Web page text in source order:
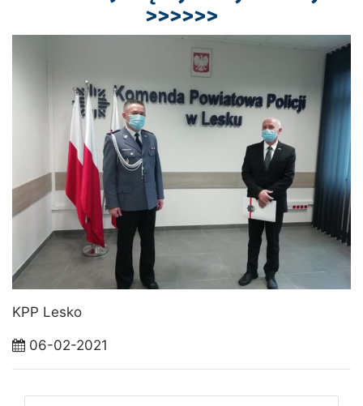
>>>>>>
KPP Lesko
06-02-2021